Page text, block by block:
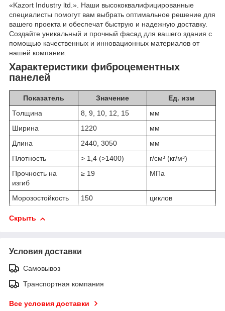
«Kazort Industry ltd.». Наши высококвалифицированные
специалисты помогут вам выбрать оптимальное решение для
вашего проекта и обеспечат быструю и надежную доставку.
Создайте уникальный и прочный фасад для вашего здания с
помощью качественных и инновационных материалов от
нашей компании.
Характеристики фиброцементных
панелей
Показатель Значение
Ед. изм
Толщина
8, 9, 10, 12, 15
мм
Ширина
1220
мм
Длина
2440, 3050
мм
Плотность
> 1,4 (>1400)
г/см³ (кг/м³)
Прочность на
изгиб
≥ 19 МПа
Морозостойкость 150 циклов
Скрыть
Условия доставки
Самовывоз
Транспортная компания
Все условия доставки